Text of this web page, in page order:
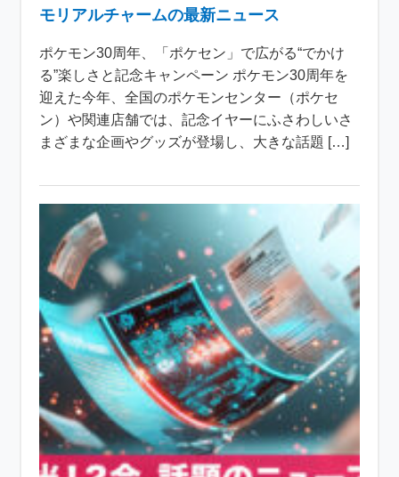
モリアルチャームの最新ニュース
ポケモン30周年、「ポケセン」で広がる“でかけ
る”楽しさと記念キャンペーン ポケモン30周年を
迎えた今年、全国のポケモンセンター（ポケセ
ン）や関連店舗では、記念イヤーにふさわしいさ
まざまな企画やグッズが登場し、大きな話題 […]